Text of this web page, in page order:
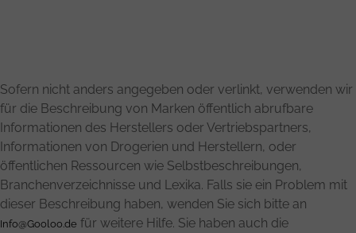
Sofern nicht anders angegeben oder verlinkt, verwenden wir
für die Beschreibung von Marken öffentlich abrufbare
Informationen des Herstellers oder Vertriebspartners,
Informationen von Drogerien und Herstellern, oder
öffentlichen Ressourcen wie Selbstbeschreibungen,
Branchenverzeichnisse und Lexika. Falls sie ein Problem mit
dieser Beschreibung haben, wenden Sie sich bitte an
Info@Gooloo.de für weitere Hilfe. Sie haben auch die